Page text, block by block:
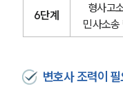
6단계
형사고
민사소송
변호사 조력이